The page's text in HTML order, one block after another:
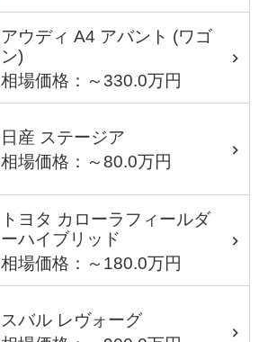
アウディ A4 アバント (ワゴ
ン)
相場価格：～330.0万円
日産 ステージア
相場価格：～80.0万円
トヨタ カローラフィールダ
ーハイブリッド
相場価格：～180.0万円
スバル レヴォーグ